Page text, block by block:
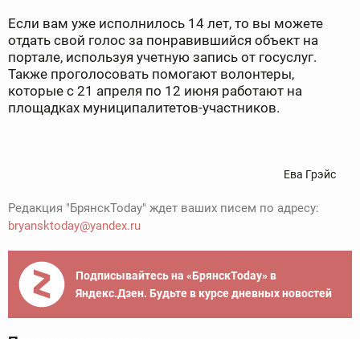
Если вам уже исполнилось 14 лет, то вы можете
отдать свой голос за понравившийся объект на
портале, используя учетную запись от госуслуг.
Также проголосовать помогают волонтеры,
которые с 21 апреля по 12 июня работают на
площадках муниципалитетов-участников.
Ева Грэйс
Редакция "БрянскToday" ждет ваших писем по адресу:
bryansktoday@yandex.ru
Подписывайтесь на «БрянскToday» в
Яндекс.Дзен. Будьте в курсе дневных новостей